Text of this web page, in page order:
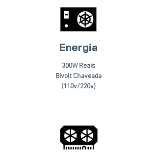
Energia
300W Reais
Bivolt Chaveada
(110v/220v)